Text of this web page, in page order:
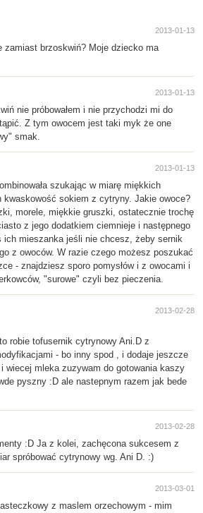
2013-01-13
zamiast brzoskwiń? Moje dziecko ma
2013-01-13
nie próbowałem i nie przychodzi mi do
Z tym owocem jest taki myk że one
smak.
2013-01-13
szukając w miarę miękkich
kwaskowość sokiem z cytryny. Jakie owoce?
morele, miękkie gruszki, ostatecznie trochę
z jego dodatkiem ciemnieje i następnego
ich mieszanka jeśli nie chcesz, żeby sernik
z owoców. W razie czego możesz poszukać
- znajdziesz sporo pomysłów i z owocami i
"surowe" czyli bez pieczenia.
2013-02-28
robie tofusernik cytrynowy Ani.D z
- bo inny spod , i dodaje jeszcze
wiecej mleka zuzywam do gotowania kaszy
pyszny :D ale nastepnym razem jak bede
2013-02-28
:D Ja z kolei, zachęcona sukcesem z
spróbować cytrynowy wg. Ani D. :)
2013-03-01
z maslem orzechowym - mim